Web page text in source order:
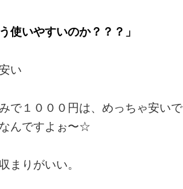
う使いやすいのか？？？」
い
で１０００円は、めっちゃ安い
んですよぉ〜☆
まりがいい。